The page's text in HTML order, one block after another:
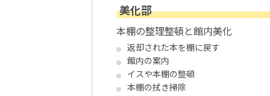
美化部
本棚の整理整頓と館内美化
返却された本を棚に戻す
館内の案内
イスや本棚の整頓
本棚の拭き掃除